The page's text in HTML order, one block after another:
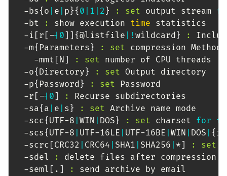
  -bs
{ o e p } { 0 1 2 } : set output stream
  -bt
: show execution time statistics
  -i
[r [ -| 0] ] {@listfile ! wildcard } :
  -m
{ Parameters } : set compression Method
    -mmt
[N] : set number of CPU threads
  -o
{ Directory } : set Output directory
  -p
{ Password } : set Password
  -r
[ -| 0] :
Recurse subdirectories
  -sa
{ a e s } : set Archive name mode
  -scc
{ UTF-8 WIN DOS } : set charset for
  -scs
{ UTF-8 UTF-16LE UTF-16BE WIN DOS { id
  -scrc
[CRC32 CRC64 SHA1 SHA256 *] : set
  -sdel
:
delete files after compression
  -seml
[ . ] : send archive by email